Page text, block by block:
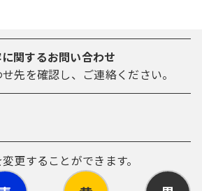
関するお問い合わせ
先を確認し、ご連絡ください。
更することができます。